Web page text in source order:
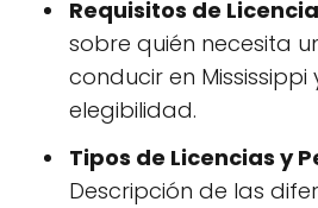
Requisitos de Licencia
sobre quién necesita
conducir en Mississippi
elegibilidad.
Tipos de Licencias y
Descripción de las